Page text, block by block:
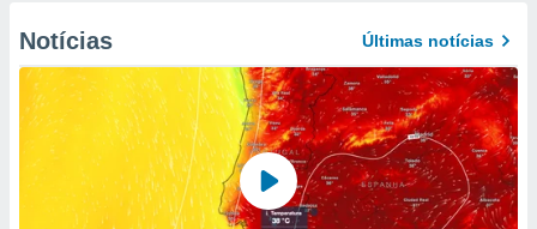
Notícias Últimas notícias